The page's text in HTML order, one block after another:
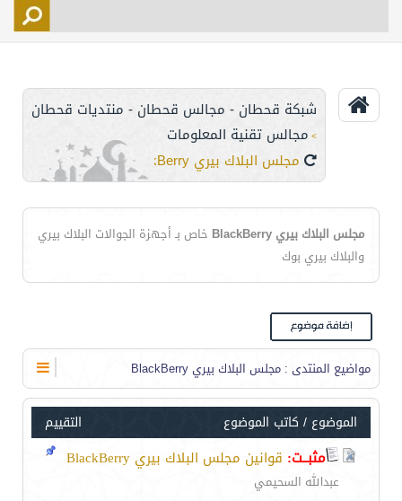
التحكم
شبكة قحطان - مجالس قحطان - منتديات قحطان
> مجالس تقنية المعلومات
مجلس البلاك بيري BlackBerry
مجلس البلاك بيري BlackBerry
خاص بـ أجهزة الجوالات البلاك بيري
والبلاك بيري بوك
مواضيع المنتدى : مجلس البلاك بيري BlackBerry
التقييم الموضوع / كاتب الموضوع
مثبــت: قوانين مجلس البلاك بيري BlackBerry
عبدالله السحيمي